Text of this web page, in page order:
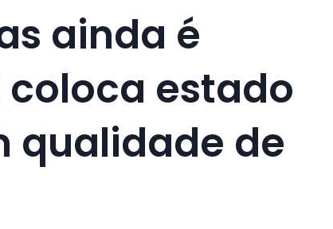
ainda é
coloca estado
qualidade de